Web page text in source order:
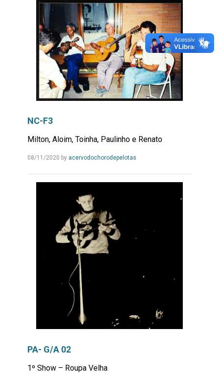
NC-F3
Milton, Aloim, Toinha, Paulinho e Renato
08/11/2020 by acervodochorodepelotasLeia
PA- G/A 02
1º Show – Roupa Velha